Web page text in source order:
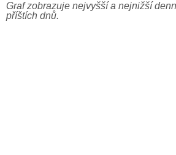
Graf zobrazuje nejvyšší a nejnižší
příštích dnů.